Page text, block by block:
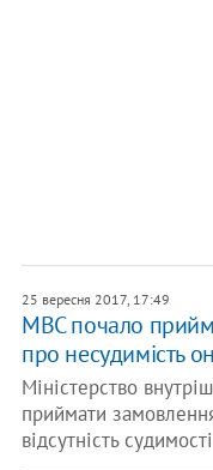
25 вересня 2017, 17:49
МВС почало
про несудимість
Міністерство
приймати
відсутність